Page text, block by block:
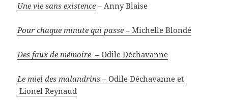
Une vie sans existence – Anny Blaise
Pour chaque minute qui passe – Michelle Blondé
Des faux de mémoire – Odile Déchavanne
Le miel des malandrins – Odile Déchavanne et
Lionel Reynaud